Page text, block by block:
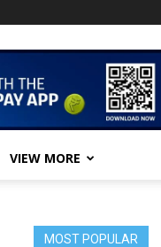
VIEW MORE
MOST POPULAR